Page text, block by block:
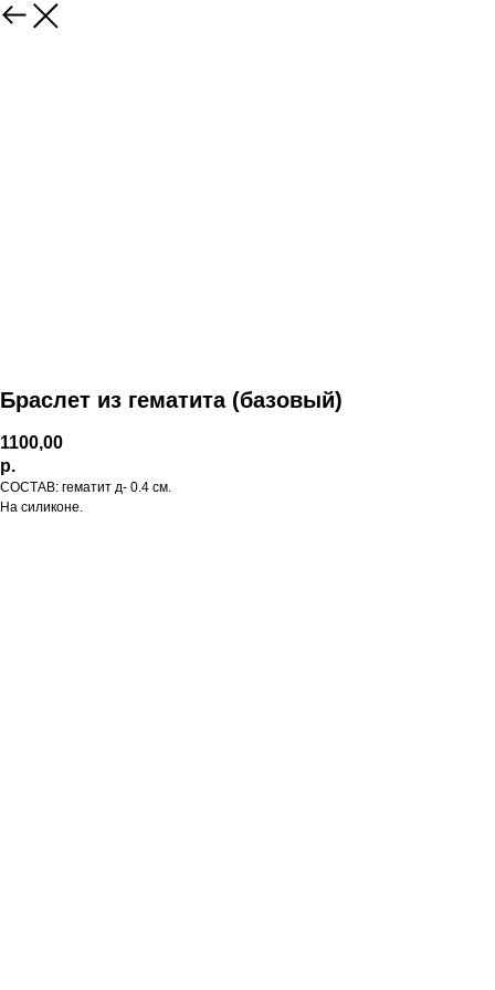
Браслет из гематита (базовый)
1100,00
р.
СОСТАВ: гематит д- 0.4 см.
На силиконе.